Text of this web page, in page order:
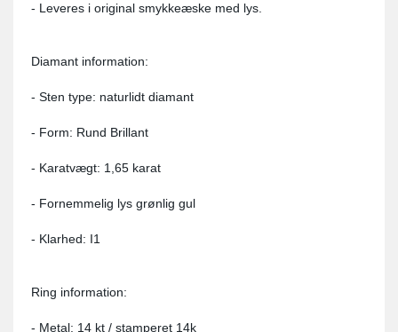
- Leveres i original smykkeæske med lys.
Diamant information:
- Sten type: naturlidt diamant
- Form: Rund Brillant
- Karatvægt: 1,65 karat
- Fornemmelig lys grønlig gul
- Klarhed: I1
Ring information:
- Metal: 14 kt / stamperet 14k